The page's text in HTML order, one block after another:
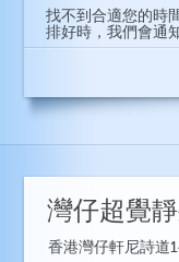
找不到合適您的時
排好時，我們會通
灣仔超覺
香港灣仔軒尼詩道